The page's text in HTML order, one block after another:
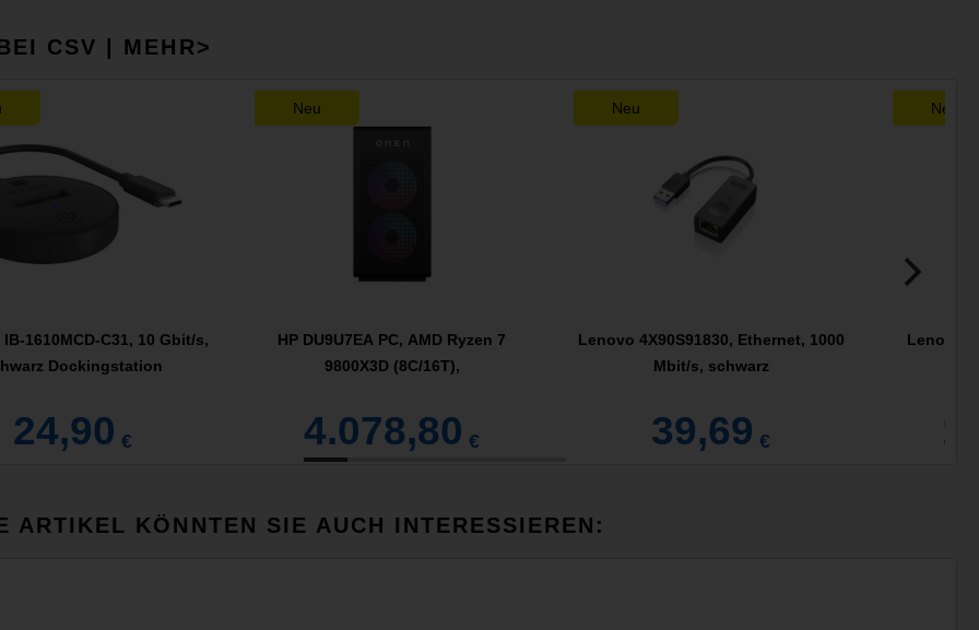
CSV | MEHR>
IB-1610MCD-C31, 10 Gbit/s,
Dockingstation
24,90 €
Neu
HP DU9U7EA PC, AMD Ryzen 7
9800X3D (8C/16T),
4.078,80 €
Neu
Lenovo 4X90S91830, Ethernet, 1000
Mbit/s, schwarz
39,69 €
Neu
Lenovo
ARTIKEL KÖNNTEN SIE AUCH INTERESSIEREN: